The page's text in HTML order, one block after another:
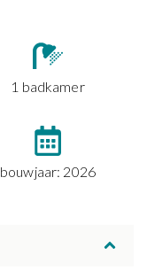
1 badkamer
bouwjaar: 2026